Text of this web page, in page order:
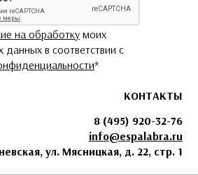
на обработку моих
данных в соответствии с
*
КОНТАКТЫ
8 (495) 920-32-76
info@espalabra.ru
ул. Мясницкая, д. 22, стр. 1